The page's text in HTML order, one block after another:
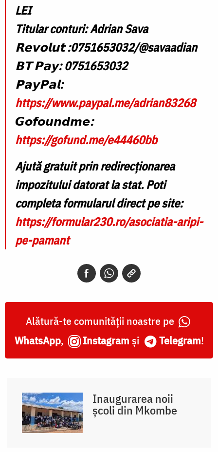
LEI
Titular conturi: Adrian Sava
𝗥𝗲𝘃𝗼𝗹𝘂𝘁 :0751653032/@savaadian
𝗕𝗧 𝗣𝗮𝘆: 0751653032
𝗣𝗮𝘆𝗣𝗮𝗹:
https://www.paypal.me/adrian83268
𝙂𝙤𝙛𝙤𝙪𝙣𝙙𝙢𝙚:
https://gofund.me/e44460bb
Ajută gratuit prin redirecționarea
impozitului datorat la stat. Poti
completa formularul direct pe site:
https://formular230.ro/asociatia-aripi-
pe-pamant
Alătură-te comunității noastre pe
WhatsApp, Instagram și Telegram!
Inaugurarea noii
școli din Mkombe